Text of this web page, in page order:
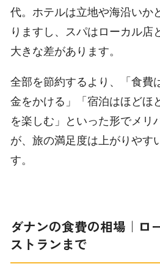
代。ホテルは立地や海沿いか
りますし、スパはローカル店
大きな差があります。
全部を節約するより、「食費
金をかける」「宿泊はほどほ
を楽しむ」といった形でメリ
が、旅の満足度は上がりやす
す。
ダナンの食費の相場｜ロ
ストランまで